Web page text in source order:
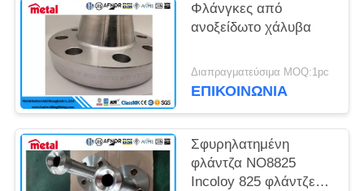
Φλάνγκες από
ανοξείδωτο χάλυβα
Διαπραγματεύσιμα MOQ:1pc
ΕΠΙΚΟΙΝΩΝΊΑ
Σφυρηλατημένη
φλάντζα NO8825
Incoloy 825 φλάντζες